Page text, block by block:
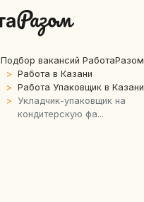
Подбор вакансий РаботаРазом
Работа в Казани
Работа Упаковщик в Казани
Укладчик-упаковщик на
кондитерскую фа...